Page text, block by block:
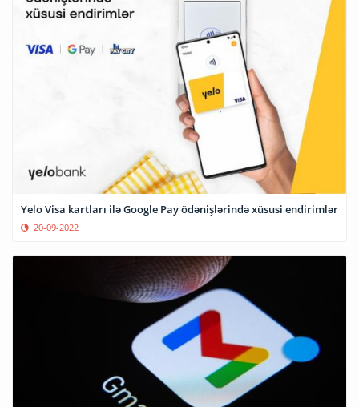
Yelo Visa kartları ilə Google Pay ödənişlərində xüsusi endirimlər
20-09-2022